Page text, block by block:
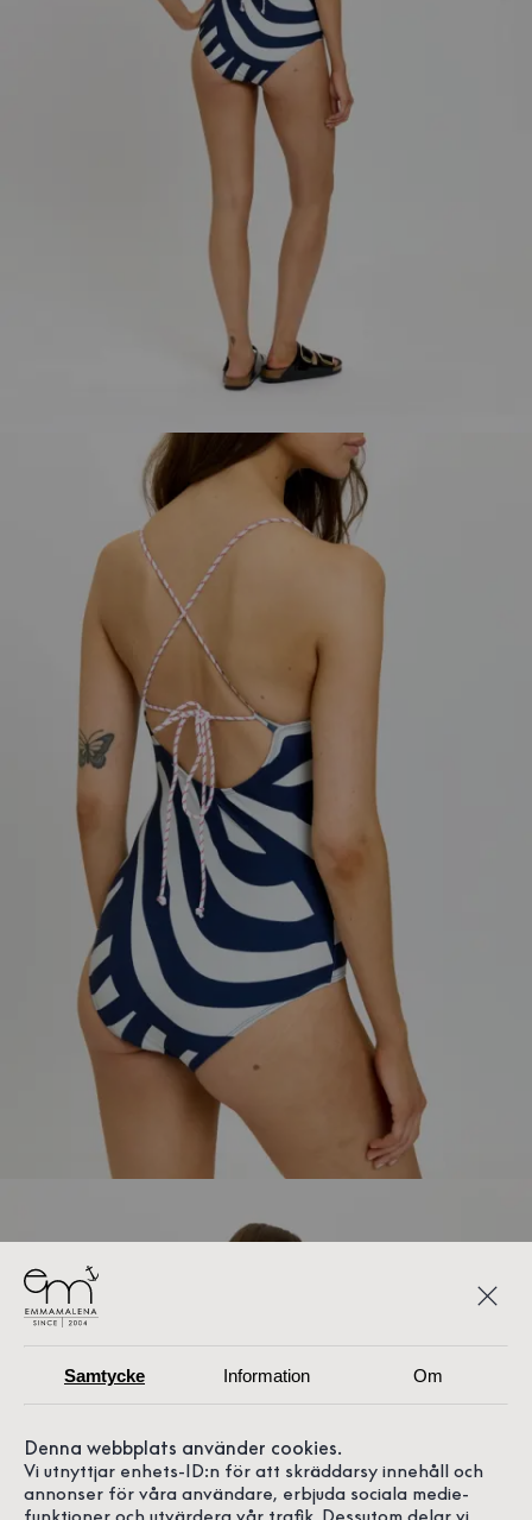
Samtycke Information Om
Denna webbplats använder cookies.
Vi utnyttjar enhets-ID:n för att skräddarsy innehåll och
annonser för våra användare, erbjuda sociala medie-
funktioner och utvärdera vår trafik. Dessutom delar vi